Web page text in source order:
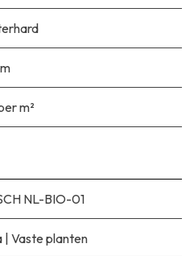
m²
NL-BIO-01
| Vaste planten